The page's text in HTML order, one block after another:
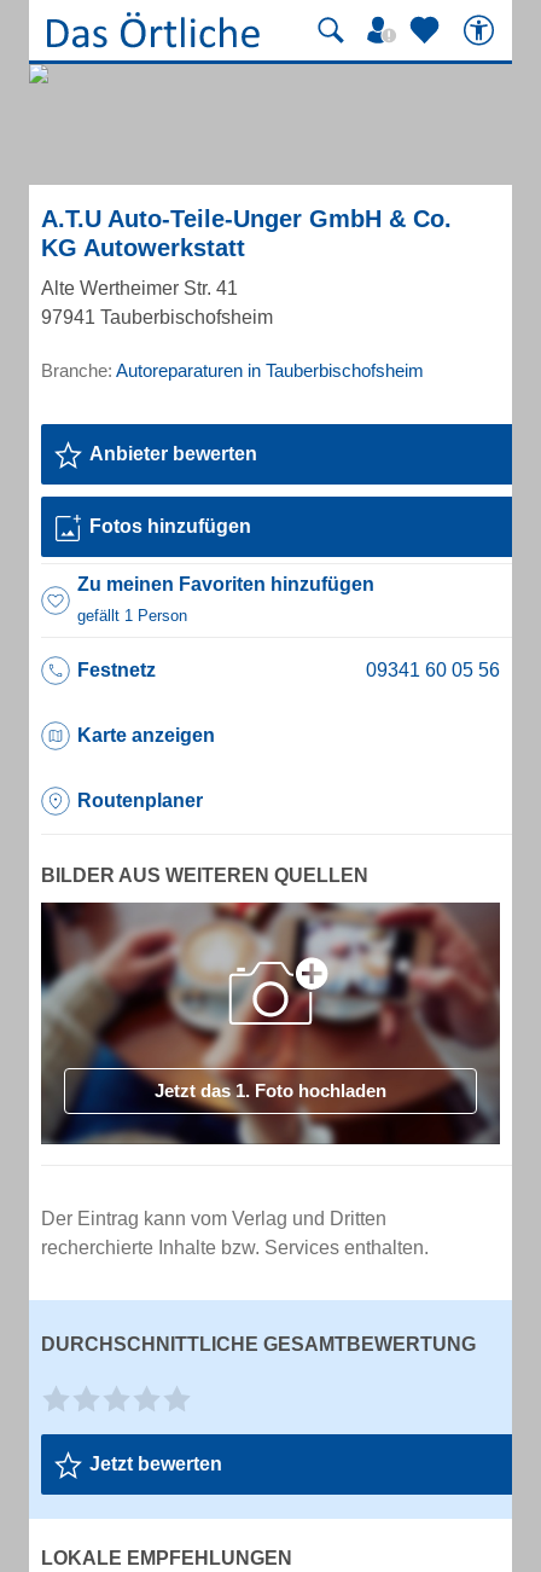
A.T.U Auto-Teile-Unger GmbH & Co.
KG Autowerkstatt
Alte Wertheimer Str. 41
97941 Tauberbischofsheim
Branche: Autoreparaturen in Tauberbischofsheim
Anbieter bewerten
Fotos hinzufügen
Zu meinen Favoriten hinzufügen
gefällt 1 Person
Festnetz
Karte anzeigen
Routenplaner
BILDER AUS WEITEREN QUELLEN
Jetzt das 1. Foto hochladen
Der Eintrag kann vom Verlag und Dritten
recherchierte Inhalte bzw. Services enthalten.
DURCHSCHNITTLICHE GESAMTBEWERTUNG
Jetzt bewerten
LOKALE EMPFEHLUNGEN